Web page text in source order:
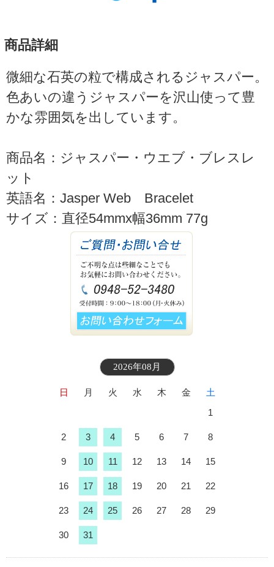
商品詳細
微細な石英の粒で構成されるジャスパー。
色あいの違うジャスパーを沢山使って豊
かな雰囲気を出しています。
商品名：ジャスパー・ウエブ・ブレスレ
ット
英語名：Jasper Web Bracelet
サイズ：直径54mmx幅36mm 77g
2026年08月
日 月 火 水 木 金
土
1
2 3 4 5 6 7 8
9 10 11 12 13 14 15
16 17 18 19 20 21 22
23 24 25 26 27 28 29
30 31